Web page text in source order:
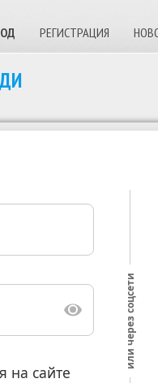
РЕГИСТРАЦИЯ
на сайте
или через соцсети